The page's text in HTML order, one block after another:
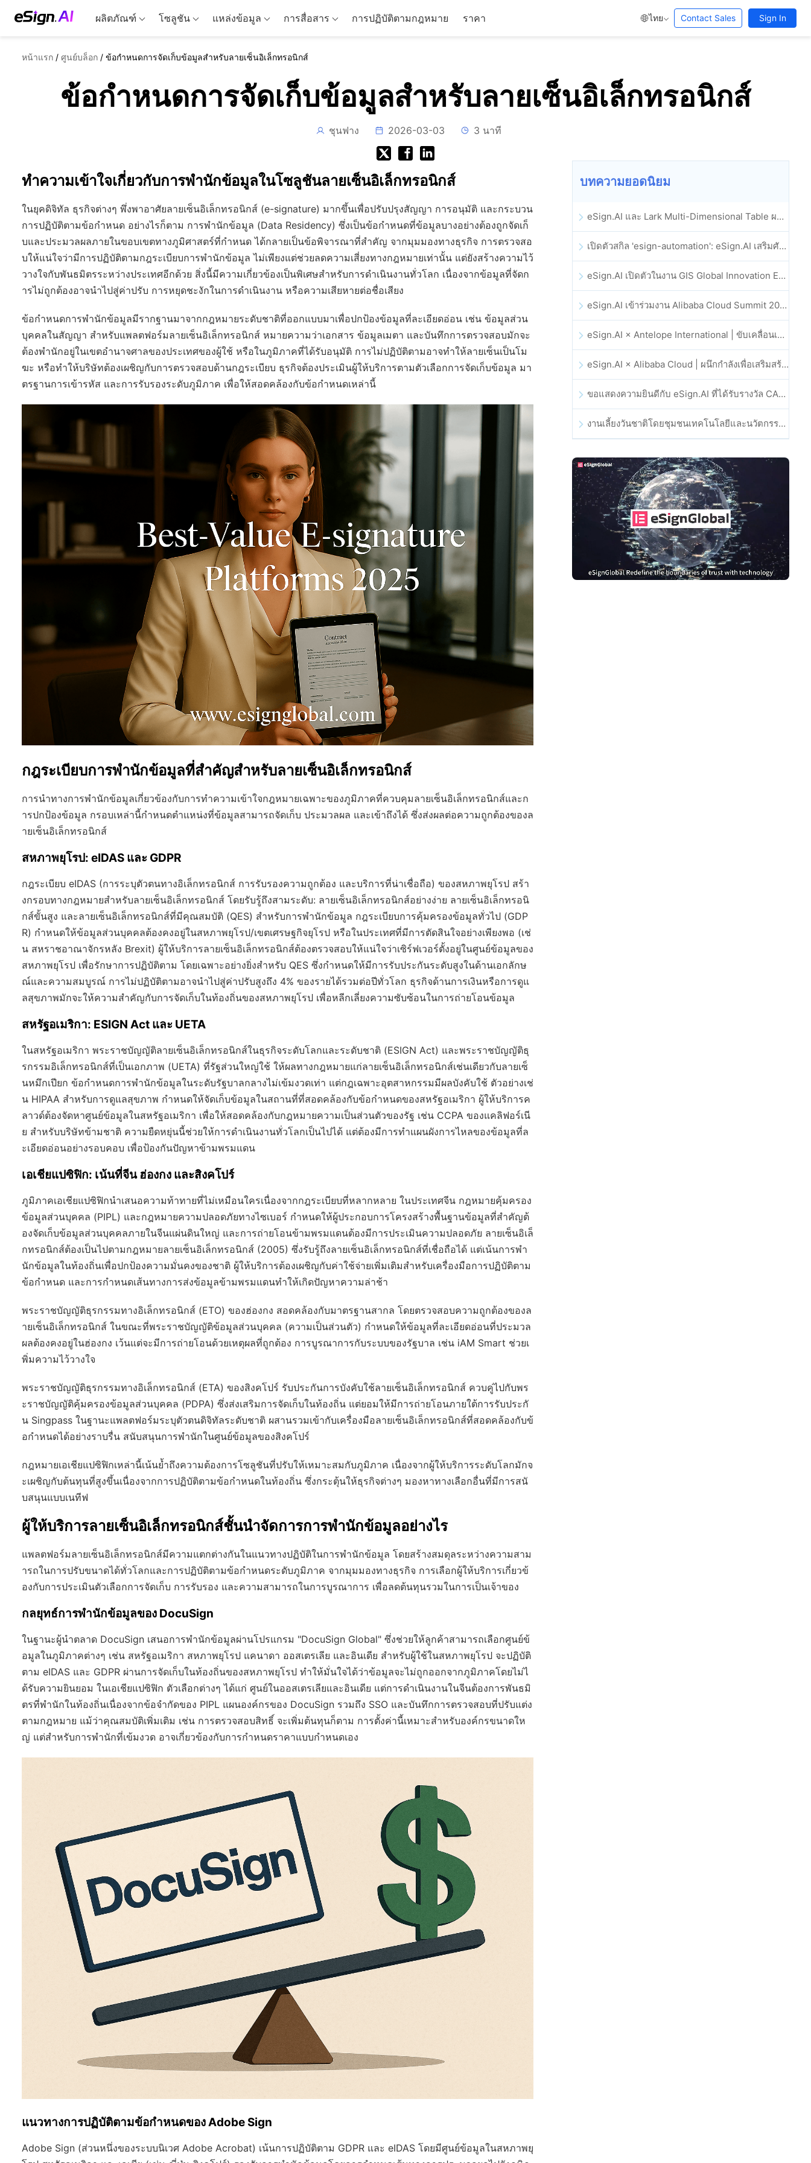
ผลิตภัณฑ์ โซลูชัน แหล่งข้อมูล การสื่อสาร การปฏิบัติตามกฎหมาย ราคา ไทย Contact Sales Sign In
หน้าแรก / ศูนย์บล็อก / ข้อกำหนดการจัดเก็บข้อมูลสำหรับลายเซ็นอิเล็กทรอนิกส์
ข้อกำหนดการจัดเก็บข้อมูลสำหรับลายเซ็นอิเล็กทรอนิกส์
ชุนฟาง 2026-03-03 3 นาที
ทำความเข้าใจเกี่ยวกับการพำนักข้อมูลในโซลูชันลายเซ็นอิเล็กทรอนิกส์
ในยุคดิจิทัล ธุรกิจต่างๆ พึ่งพาอาศัยลายเซ็นอิเล็กทรอนิกส์ (e-signature) มากขึ้นเพื่อปรับปรุงสัญญา การอนุมัติ และกระบวน
การปฏิบัติตามข้อกำหนด อย่างไรก็ตาม การพำนักข้อมูล (Data Residency) ซึ่งเป็นข้อกำหนดที่ข้อมูลบางอย่างต้องถูกจัดเก็
บและประมวลผลภายในขอบเขตทางภูมิศาสตร์ที่กำหนด ได้กลายเป็นข้อพิจารณาที่สำคัญ จากมุมมองทางธุรกิจ การตรวจสอ
บให้แน่ใจว่ามีการปฏิบัติตามกฎระเบียบการพำนักข้อมูล ไม่เพียงแต่ช่วยลดความเสี่ยงทางกฎหมายเท่านั้น แต่ยังสร้างความไว้
วางใจกับพันธมิตรระหว่างประเทศอีกด้วย สิ่งนี้มีความเกี่ยวข้องเป็นพิเศษสำหรับการดำเนินงานทั่วโลก เนื่องจากข้อมูลที่จัดก
ารไม่ถูกต้องอาจนำไปสู่ค่าปรับ การหยุดชะงักในการดำเนินงาน หรือความเสียหายต่อชื่อเสียง
ข้อกำหนดการพำนักข้อมูลมีรากฐานมาจากกฎหมายระดับชาติที่ออกแบบมาเพื่อปกป้องข้อมูลที่ละเอียดอ่อน เช่น ข้อมูลส่วน
บุคคลในสัญญา สำหรับแพลตฟอร์มลายเซ็นอิเล็กทรอนิกส์ หมายความว่าเอกสาร ข้อมูลเมตา และบันทึกการตรวจสอบมักจะ
ต้องพำนักอยู่ในเขตอำนาจศาลของประเทศของผู้ใช้ หรือในภูมิภาคที่ได้รับอนุมัติ การไม่ปฏิบัติตามอาจทำให้ลายเซ็นเป็นโม
ฆะ หรือทำให้บริษัทต้องเผชิญกับการตรวจสอบด้านกฎระเบียบ ธุรกิจต้องประเมินผู้ให้บริการตามตัวเลือกการจัดเก็บข้อมูล มา
ตรฐานการเข้ารหัส และการรับรองระดับภูมิภาค เพื่อให้สอดคล้องกับข้อกำหนดเหล่านี้
กฎระเบียบการพำนักข้อมูลที่สำคัญสำหรับลายเซ็นอิเล็กทรอนิกส์
การนำทางการพำนักข้อมูลเกี่ยวข้องกับการทำความเข้าใจกฎหมายเฉพาะของภูมิภาคที่ควบคุมลายเซ็นอิเล็กทรอนิกส์และก
ารปกป้องข้อมูล กรอบเหล่านี้กำหนดตำแหน่งที่ข้อมูลสามารถจัดเก็บ ประมวลผล และเข้าถึงได้ ซึ่งส่งผลต่อความถูกต้องของล
ายเซ็นอิเล็กทรอนิกส์
สหภาพยุโรป: eIDAS และ GDPR
กฎระเบียบ eIDAS (การระบุตัวตนทางอิเล็กทรอนิกส์ การรับรองความถูกต้อง และบริการที่น่าเชื่อถือ) ของสหภาพยุโรป สร้า
งกรอบทางกฎหมายสำหรับลายเซ็นอิเล็กทรอนิกส์ โดยรับรู้ถึงสามระดับ: ลายเซ็นอิเล็กทรอนิกส์อย่างง่าย ลายเซ็นอิเล็กทรอนิ
กส์ขั้นสูง และลายเซ็นอิเล็กทรอนิกส์ที่มีคุณสมบัติ (QES) สำหรับการพำนักข้อมูล กฎระเบียบการคุ้มครองข้อมูลทั่วไป (GDP
R) กำหนดให้ข้อมูลส่วนบุคคลต้องคงอยู่ในสหภาพยุโรป/เขตเศรษฐกิจยุโรป หรือในประเทศที่มีการตัดสินใจอย่างเพียงพอ (เช่
น สหราชอาณาจักรหลัง Brexit) ผู้ให้บริการลายเซ็นอิเล็กทรอนิกส์ต้องตรวจสอบให้แน่ใจว่าเซิร์ฟเวอร์ตั้งอยู่ในศูนย์ข้อมูลของ
สหภาพยุโรป เพื่อรักษาการปฏิบัติตาม โดยเฉพาะอย่างยิ่งสำหรับ QES ซึ่งกำหนดให้มีการรับประกันระดับสูงในด้านเอกลักษ
ณ์และความสมบูรณ์ การไม่ปฏิบัติตามอาจนำไปสู่ค่าปรับสูงถึง 4% ของรายได้รวมต่อปีทั่วโลก ธุรกิจด้านการเงินหรือการดูแ
ลสุขภาพมักจะให้ความสำคัญกับการจัดเก็บในท้องถิ่นของสหภาพยุโรป เพื่อหลีกเลี่ยงความซับซ้อนในการถ่ายโอนข้อมูล
สหรัฐอเมริกา: ESIGN Act และ UETA
ในสหรัฐอเมริกา พระราชบัญญัติลายเซ็นอิเล็กทรอนิกส์ในธุรกิจระดับโลกและระดับชาติ (ESIGN Act) และพระราชบัญญัติธุ
รกรรมอิเล็กทรอนิกส์ที่เป็นเอกภาพ (UETA) ที่รัฐส่วนใหญ่ใช้ ให้ผลทางกฎหมายแก่ลายเซ็นอิเล็กทรอนิกส์เช่นเดียวกับลายเซ็
นหมึกเปียก ข้อกำหนดการพำนักข้อมูลในระดับรัฐบาลกลางไม่เข้มงวดเท่า แต่กฎเฉพาะอุตสาหกรรมมีผลบังคับใช้ ตัวอย่างเช่
น HIPAA สำหรับการดูแลสุขภาพ กำหนดให้จัดเก็บข้อมูลในสถานที่ที่สอดคล้องกับข้อกำหนดของสหรัฐอเมริกา ผู้ให้บริการค
ลาวด์ต้องจัดหาศูนย์ข้อมูลในสหรัฐอเมริกา เพื่อให้สอดคล้องกับกฎหมายความเป็นส่วนตัวของรัฐ เช่น CCPA ของแคลิฟอร์เนี
ย สำหรับบริษัทข้ามชาติ ความยืดหยุ่นนี้ช่วยให้การดำเนินงานทั่วโลกเป็นไปได้ แต่ต้องมีการทำแผนผังการไหลของข้อมูลที่ล
ะเอียดอ่อนอย่างรอบคอบ เพื่อป้องกันปัญหาข้ามพรมแดน
เอเชียแปซิฟิก: เน้นที่จีน ฮ่องกง และสิงคโปร์
ภูมิภาคเอเชียแปซิฟิกนำเสนอความท้าทายที่ไม่เหมือนใครเนื่องจากกฎระเบียบที่หลากหลาย ในประเทศจีน กฎหมายคุ้มครอง
ข้อมูลส่วนบุคคล (PIPL) และกฎหมายความปลอดภัยทางไซเบอร์ กำหนดให้ผู้ประกอบการโครงสร้างพื้นฐานข้อมูลที่สำคัญต้
องจัดเก็บข้อมูลส่วนบุคคลภายในจีนแผ่นดินใหญ่ และการถ่ายโอนข้ามพรมแดนต้องมีการประเมินความปลอดภัย ลายเซ็นอิเล็
กทรอนิกส์ต้องเป็นไปตามกฎหมายลายเซ็นอิเล็กทรอนิกส์ (2005) ซึ่งรับรู้ถึงลายเซ็นอิเล็กทรอนิกส์ที่เชื่อถือได้ แต่เน้นการพำ
นักข้อมูลในท้องถิ่นเพื่อปกป้องความมั่นคงของชาติ ผู้ให้บริการต้องเผชิญกับค่าใช้จ่ายเพิ่มเติมสำหรับเครื่องมือการปฏิบัติตาม
ข้อกำหนด และการกำหนดเส้นทางการส่งข้อมูลข้ามพรมแดนทำให้เกิดปัญหาความล่าช้า
พระราชบัญญัติธุรกรรมทางอิเล็กทรอนิกส์ (ETO) ของฮ่องกง สอดคล้องกับมาตรฐานสากล โดยตรวจสอบความถูกต้องของล
ายเซ็นอิเล็กทรอนิกส์ ในขณะที่พระราชบัญญัติข้อมูลส่วนบุคคล (ความเป็นส่วนตัว) กำหนดให้ข้อมูลที่ละเอียดอ่อนที่ประมวล
ผลต้องคงอยู่ในฮ่องกง เว้นแต่จะมีการถ่ายโอนด้วยเหตุผลที่ถูกต้อง การบูรณาการกับระบบของรัฐบาล เช่น iAM Smart ช่วยเ
พิ่มความไว้วางใจ
พระราชบัญญัติธุรกรรมทางอิเล็กทรอนิกส์ (ETA) ของสิงคโปร์ รับประกันการบังคับใช้ลายเซ็นอิเล็กทรอนิกส์ ควบคู่ไปกับพร
ะราชบัญญัติคุ้มครองข้อมูลส่วนบุคคล (PDPA) ซึ่งส่งเสริมการจัดเก็บในท้องถิ่น แต่ยอมให้มีการถ่ายโอนภายใต้การรับประกั
น Singpass ในฐานะแพลตฟอร์มระบุตัวตนดิจิทัลระดับชาติ ผสานรวมเข้ากับเครื่องมือลายเซ็นอิเล็กทรอนิกส์ที่สอดคล้องกับข้
อกำหนดได้อย่างราบรื่น สนับสนุนการพำนักในศูนย์ข้อมูลของสิงคโปร์
กฎหมายเอเชียแปซิฟิกเหล่านี้เน้นย้ำถึงความต้องการโซลูชันที่ปรับให้เหมาะสมกับภูมิภาค เนื่องจากผู้ให้บริการระดับโลกมักจ
ะเผชิญกับต้นทุนที่สูงขึ้นเนื่องจากการปฏิบัติตามข้อกำหนดในท้องถิ่น ซึ่งกระตุ้นให้ธุรกิจต่างๆ มองหาทางเลือกอื่นที่มีการสนั
บสนุนแบบเนทีฟ
ผู้ให้บริการลายเซ็นอิเล็กทรอนิกส์ชั้นนำจัดการการพำนักข้อมูลอย่างไร
แพลตฟอร์มลายเซ็นอิเล็กทรอนิกส์มีความแตกต่างกันในแนวทางปฏิบัติในการพำนักข้อมูล โดยสร้างสมดุลระหว่างความสาม
ารถในการปรับขนาดได้ทั่วโลกและการปฏิบัติตามข้อกำหนดระดับภูมิภาค จากมุมมองทางธุรกิจ การเลือกผู้ให้บริการเกี่ยวข้
องกับการประเมินตัวเลือกการจัดเก็บ การรับรอง และความสามารถในการบูรณาการ เพื่อลดต้นทุนรวมในการเป็นเจ้าของ
กลยุทธ์การพำนักข้อมูลของ DocuSign
ในฐานะผู้นำตลาด DocuSign เสนอการพำนักข้อมูลผ่านโปรแกรม "DocuSign Global" ซึ่งช่วยให้ลูกค้าสามารถเลือกศูนย์ข้
อมูลในภูมิภาคต่างๆ เช่น สหรัฐอเมริกา สหภาพยุโรป แคนาดา ออสเตรเลีย และอินเดีย สำหรับผู้ใช้ในสหภาพยุโรป จะปฏิบัติ
ตาม eIDAS และ GDPR ผ่านการจัดเก็บในท้องถิ่นของสหภาพยุโรป ทำให้มั่นใจได้ว่าข้อมูลจะไม่ถูกออกจากภูมิภาคโดยไม่ไ
ด้รับความยินยอม ในเอเชียแปซิฟิก ตัวเลือกต่างๆ ได้แก่ ศูนย์ในออสเตรเลียและอินเดีย แต่การดำเนินงานในจีนต้องการพันธมิ
ตรที่พำนักในท้องถิ่นเนื่องจากข้อจำกัดของ PIPL แผนองค์กรของ DocuSign รวมถึง SSO และบันทึกการตรวจสอบที่ปรับแต่ง
ตามกฎหมาย แม้ว่าคุณสมบัติเพิ่มเติม เช่น การตรวจสอบสิทธิ์ จะเพิ่มต้นทุนก็ตาม การตั้งค่านี้เหมาะสำหรับองค์กรขนาดให
ญ่ แต่สำหรับการพำนักที่เข้มงวด อาจเกี่ยวข้องกับการกำหนดราคาแบบกำหนดเอง
แนวทางการปฏิบัติตามข้อกำหนดของ Adobe Sign
Adobe Sign (ส่วนหนึ่งของระบบนิเวศ Adobe Acrobat) เน้นการปฏิบัติตาม GDPR และ eIDAS โดยมีศูนย์ข้อมูลในสหภาพยุ
บทความยอดนิยม
eSign.AI และ Lark Multi-Dimensional Table ผสานรวมกันอย่างเป็นทางการ: การลงนามและการเก็บถาวรสัญญาอิเล็กทรอนิกส์แบบอัตโนมัติเต็มรูปแบบ
เปิดตัวสกิล 'esign-automation': eSign.AI เสริมศักยภาพให้ OpenClaw ด้วยลายเซ็นอิเล็กทรอนิกส์อัตโนมัติ
eSign.AI เปิดตัวในงาน GIS Global Innovation Exhibition 2025
eSign.AI เข้าร่วมงาน Alibaba Cloud Summit 2025 ที่ฮ่องกง เพื่อขับเคลื่อนนวัตกรรมคลาวด์ที่ขับเคลื่อนด้วย AI และความเชื่อมั่นทางดิจิทัล
eSign.AI × Antelope International | ขับเคลื่อนเวิร์กโฟลดิจิทัลที่ปลอดภัยและขับเคลื่อนด้วย AI
eSign.AI × Alibaba Cloud | ผนึกกำลังเพื่อเสริมสร้างความเชื่อมั่นดิจิทัลระดับโลกสำหรับฟินเทค
ขอแสดงความยินดีกับ eSign.AI ที่ได้รับรางวัล CAHK STAR Award 2025
งานเลี้ยงวันชาติโดยชุมชนเทคโนโลยีและนวัตกรรมฮ่องกง